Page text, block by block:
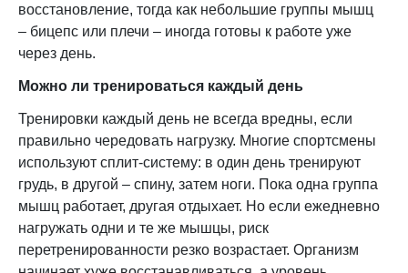
восстановление, тогда как небольшие группы мышц
– бицепс или плечи – иногда готовы к работе уже
через день.
Можно ли тренироваться каждый день
Тренировки каждый день не всегда вредны, если
правильно чередовать нагрузку. Многие спортсмены
используют сплит-систему: в один день тренируют
грудь, в другой – спину, затем ноги. Пока одна группа
мышц работает, другая отдыхает. Но если ежедневно
нагружать одни и те же мышцы, риск
перетренированности резко возрастает. Организм